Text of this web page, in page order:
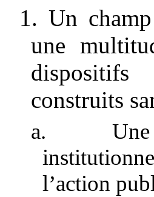
1. Un
une
construits
a. Une
l’action